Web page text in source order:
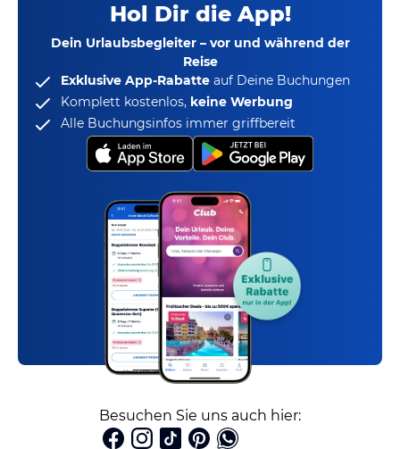
Hol Dir die App!
Dein Urlaubsbegleiter – vor und während der
Reise
Exklusive App-Rabatte auf Deine Buchungen
Komplett kostenlos, keine Werbung
Alle Buchungsinfos immer griffbereit
Besuchen Sie uns auch hier: